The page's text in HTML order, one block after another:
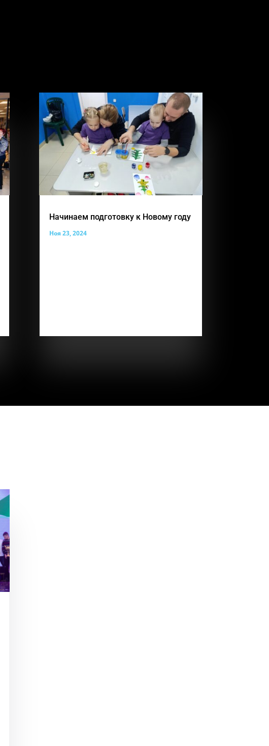
Начинаем подготовку к Новому году
Ноя 23, 2024